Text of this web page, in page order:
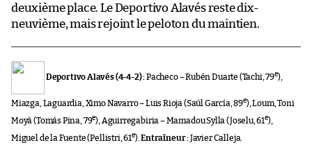
deuxième place. Le Deportivo Alavés reste dix-
neuvième, mais rejoint le peloton du maintien.
Deportivo Alavés (4-4-2) :Pacheco – Rubén Duarte (Tachi, 79e),
Miazga, Laguardia, Ximo Navarro – Luis Rioja (Saúl García, 89e), Loum, Toni
Moyá (Tomás Pina, 79e), Aguirregabiria – Mamadou Sylla (Joselu, 61e),
Miguel de la Fuente (Pellistri, 61e).Entraîneur :Javier Calleja.